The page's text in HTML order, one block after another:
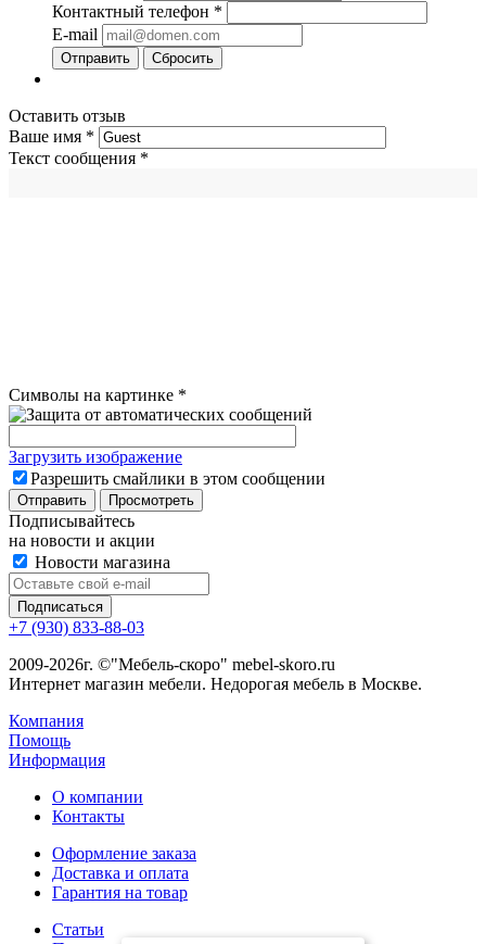
Контактный телефон *
E-mail
Сбросить
Оставить отзыв
Ваше имя *
Текст сообщения *
Символы на картинке *
Загрузить изображение
Разрешить смайлики в этом сообщении
Подписывайтесь
на новости и акции
Новости магазина
+7 (930) 833-88-03
2009-2026г. ©"Мебель-скоро" mebel-skoro.ru
Интернет магазин мебели. Недорогая мебель в Москве.
Компания
Помощь
Информация
О компании
Контакты
Оформление заказа
Доставка и оплата
Гарантия на товар
Статьи